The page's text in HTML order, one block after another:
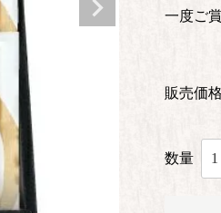
一度ご
販売価格